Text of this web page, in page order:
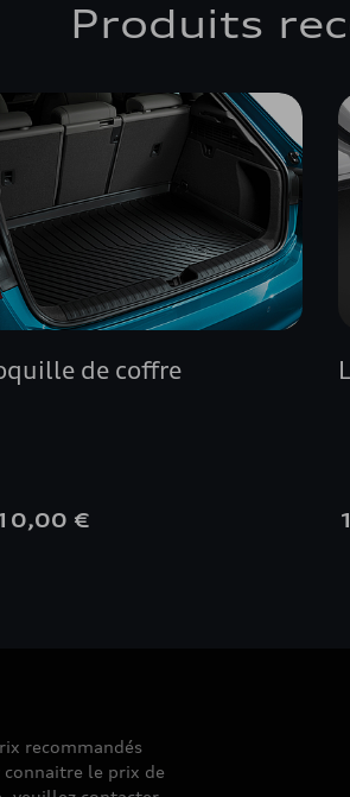
Produits
de coffre
€
recommandés
connaitre le prix de